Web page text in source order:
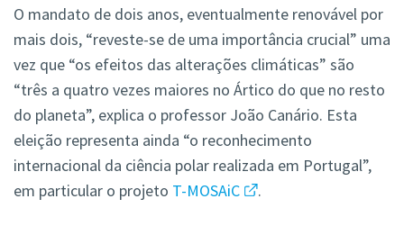
O mandato de dois anos, eventualmente renovável por
mais dois, “reveste-se de uma importância crucial” uma
vez que “os efeitos das alterações climáticas” são
“três a quatro vezes maiores no Ártico do que no resto
do planeta”, explica o professor João Canário. Esta
eleição representa ainda “o reconhecimento
internacional da ciência polar realizada em Portugal”,
em particular o projeto T-MOSAiC .